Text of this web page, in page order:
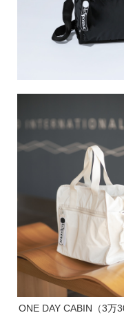
ONE DAY CABIN（3万